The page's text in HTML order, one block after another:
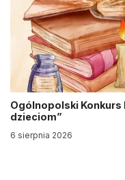
Ogólnopolski Konkurs
dzieciom”
6 sierpnia 2026